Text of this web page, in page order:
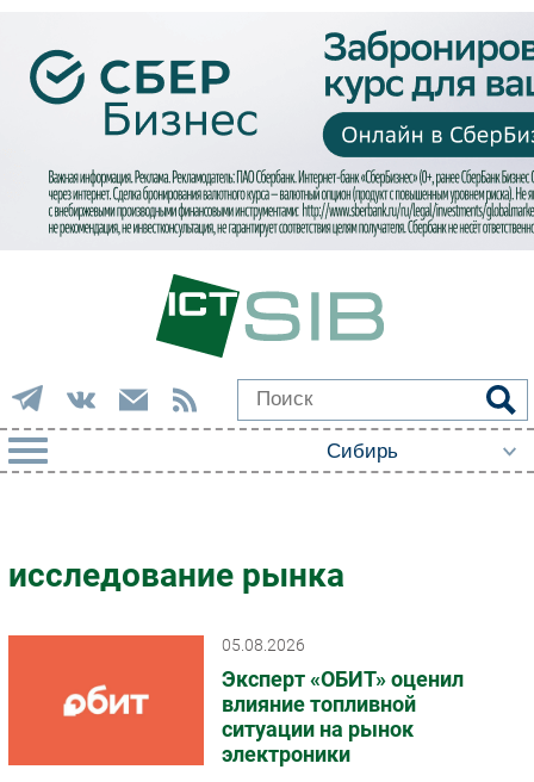
Импорто­замещение
Автоматизация Промышленности
Интернет
Фиксированная связь
Рынок ПК
исследование рынка
05.08.2026
Эксперт «ОБИТ» оценил
влияние топливной
ситуации на рынок
электроники